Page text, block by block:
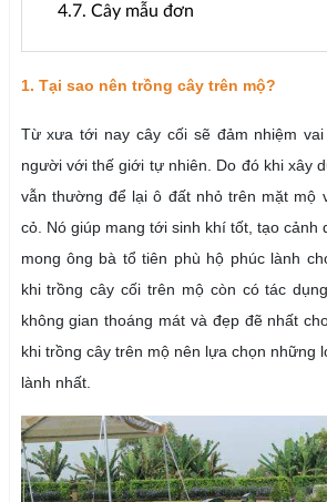
4.7. Cây mẫu đơn
1. Tại sao nên trồng cây trên mộ?
Từ xưa tới nay cây cối sẽ đảm nhiệm
người với thế giới tự nhiên. Do đó khi xây
vẫn thường để lại ô đất nhỏ trên mặt mộ
cỏ. Nó giúp mang tới sinh khí tốt, tạo cảnh
mong ông bà tổ tiên phù hộ phúc lành
khi trồng cây cối trên mộ còn có tác
không gian thoáng mát và đẹp đẽ nhất
khi trồng cây trên mộ nên lựa chọn những
lành nhất.